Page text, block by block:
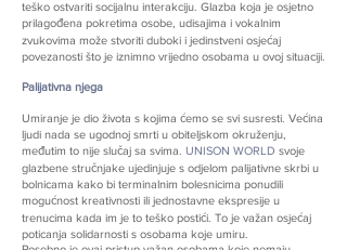
teško ostvariti socijalnu interakciju. Glazba koja je osjetno
prilagođena pokretima osobe, udisajima i vokalnim
zvukovima može stvoriti duboki i jedinstveni osjećaj
povezanosti što je iznimno vrijedno osobama u ovoj situaciji.
Palijativna njega
Umiranje je dio života s kojima ćemo se svi susresti. Većina
ljudi nada se ugodnoj smrti u obiteljskom okruženju,
međutim to nije slučaj sa svima. UNISON WORLD svoje
glazbene stručnjake ujedinjuje s odjelom palijativne skrbi u
bolnicama kako bi terminalnim bolesnicima ponudili
mogućnost kreativnosti ili jednostavne ekspresije u
trenucima kada im je to teško postići. To je važan osjećaj
poticanja solidarnosti s osobama koje umiru.